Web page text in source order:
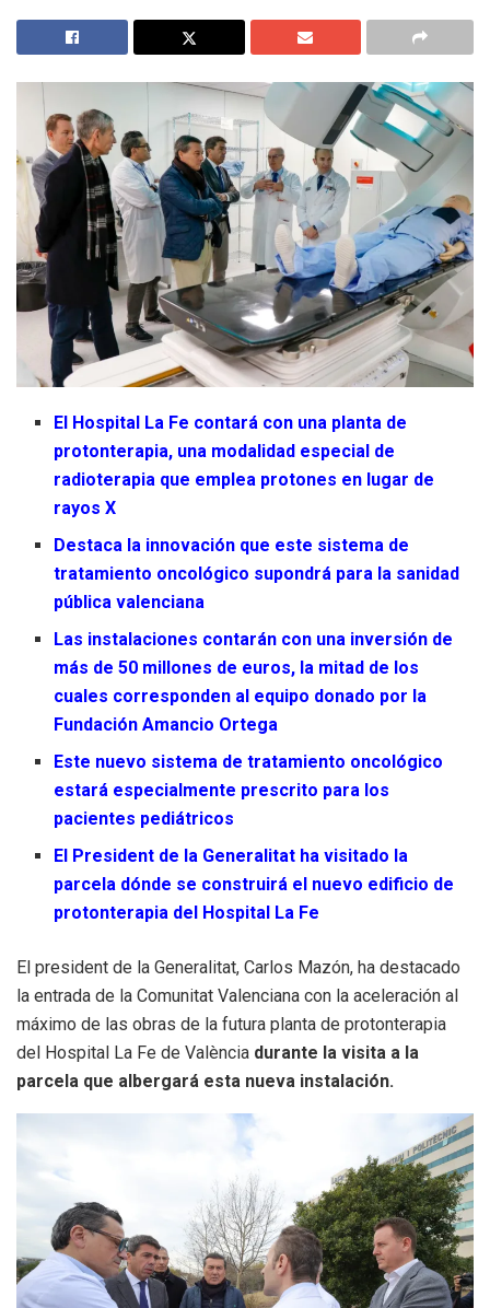
El Hospital La Fe contará con una planta de
protonterapia, una modalidad especial de
radioterapia que emplea protones en lugar de
rayos X
Destaca la innovación que este sistema de
tratamiento oncológico supondrá para la sanidad
pública valenciana
Las instalaciones contarán con una inversión de
más de 50 millones de euros, la mitad de los
cuales corresponden al equipo donado por la
Fundación Amancio Ortega
Este nuevo sistema de tratamiento oncológico
estará especialmente prescrito para los
pacientes pediátricos
El President de la Generalitat ha visitado la
parcela dónde se construirá el nuevo edificio de
protonterapia del Hospital La Fe
El president de la Generalitat, Carlos Mazón, ha destacado
la entrada de la Comunitat Valenciana con la aceleración al
máximo de las obras de la futura planta de protonterapia
del Hospital La Fe de València durante la visita a la
parcela que albergará esta nueva instalación.